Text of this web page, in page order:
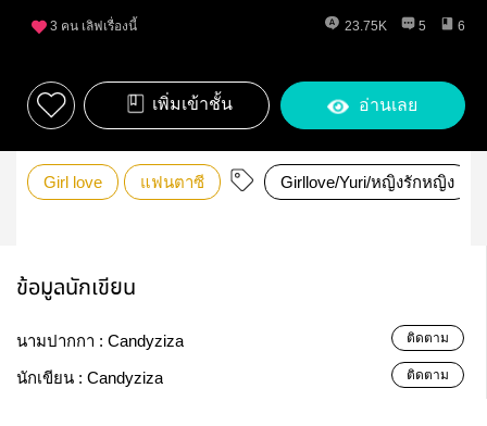
3 คน เลิฟเรื่องนี้ 23.75K 5 6
เพิ่มเข้าชั้น อ่านเลย
Girl love แฟนตาซี Girllove/Yuri/หญิงรักหญิง
ข้อมูลนักเขียน
นามปากกา : Candyziza ติดตาม
นักเขียน : Candyziza ติดตาม